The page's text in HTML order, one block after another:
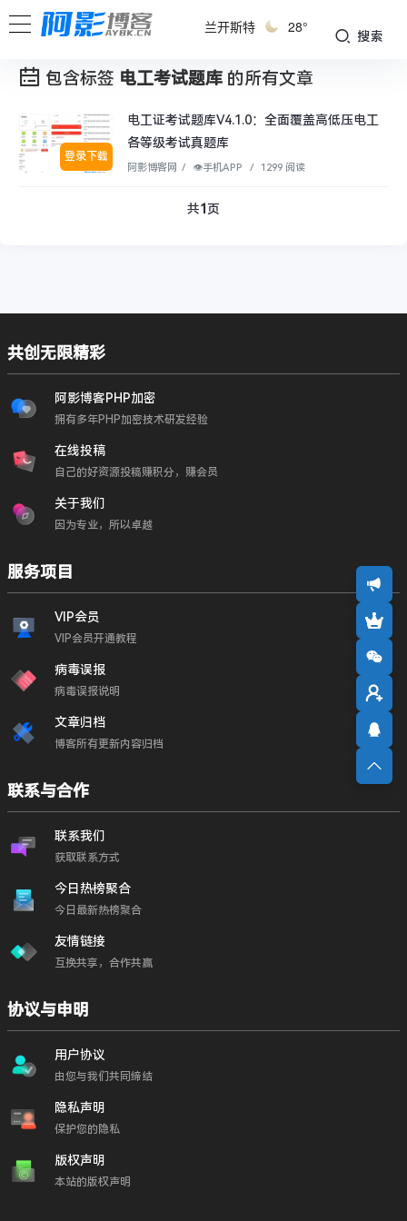
兰开斯特 28°
搜索
包含标签 电工考试题库 的所有文章
登录下载
电工证考试题库V4.1.0：全面覆盖高低压电工
各等级考试真题库
阿影博客网 / 👁︎手机APP / 1299 阅读
共1 页
共创无限精彩
阿影博客PHP加密
拥有多年PHP加密技术研发经验
在线投稿
自己的好资源投稿赚积分，赚会员
关于我们
因为专业，所以卓越
服务项目
VIP会员
VIP会员开通教程
病毒误报
病毒误报说明
文章归档
博客所有更新内容归档
联系与合作
联系我们
获取联系方式
今日热榜聚合
今日最新热榜聚合
友情链接
互换共享，合作共赢
协议与申明
用户协议
由您与我们共同缔结
隐私声明
保护您的隐私
版权声明
本站的版权声明